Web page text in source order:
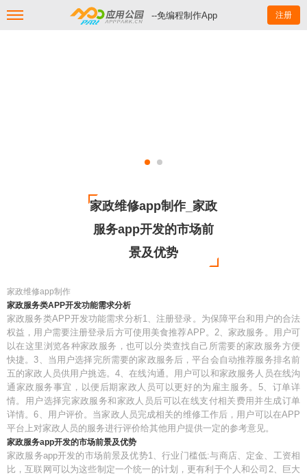
--免编程制作App 注册
家政维修app制作_家政
服务app开发的市场前
景及优势
家政维修app制作
家政服务类APP开发功能需求分析
家政服务类APP开发功能需求分析1、注册登录。为保障平台和用户的合法
权益，用户需要注册登录后方可使用美食推荐APP。2、家政服务。用户可
以在这里浏览各种家政服务，也可以分类查找自己所需要的家政服务方便
快捷。3、当用户选择完所需要的家政服务后，平台会自动推荐服务排名前
五的家政人员供用户挑选。4、在线沟通。用户可以和家政服务人员在线沟
通家政服务事宜，以便后期家政人员可以更好的为雇主服务。5、订单详
情。用户选择完家政服务和家政人员后可以在线支付相关费用并生成订单
详情。6、用户评价。当家政人员完成相关的维修工作后，用户可以在APP
平台上对家政人员的服务进行评价给其他用户提供一定的参考意见。
家政服务app开发的市场前景及优势
家政服务app开发的市场前景及优势1、行业门槛低:与商店、定金、工资相
比，互联网可以为这些制定一个统一的计划，更有利于个人和公司2、巨大